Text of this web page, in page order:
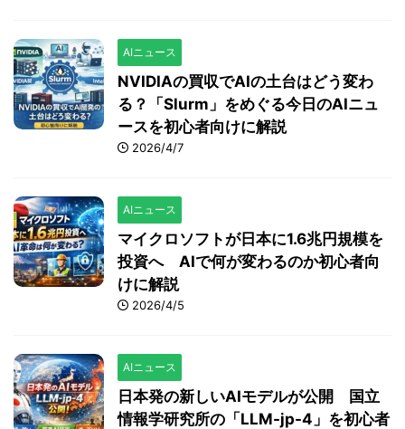
AIニュース
NVIDIAの買収でAIの土台はどう変わ
る？「Slurm」をめぐる今日のAIニュ
ースを初心者向けに解説
2026/4/7
AIニュース
マイクロソフトが日本に1.6兆円規模を
投資へ AIで何が変わるのか初心者向
けに解説
2026/4/5
AIニュース
日本発の新しいAIモデルが公開 国立
情報学研究所の「LLM-jp-4」を初心者